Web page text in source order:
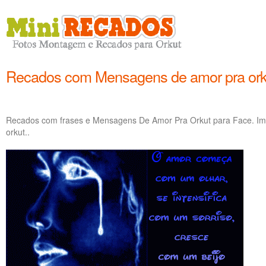
Recados com Mensagens de amor pra
Recados com frases e Mensagens De Amor Pra Orkut para Face.
orkut..